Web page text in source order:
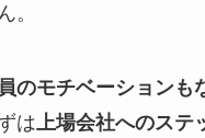
。
のモチベーションも
は 上場会社へのステ